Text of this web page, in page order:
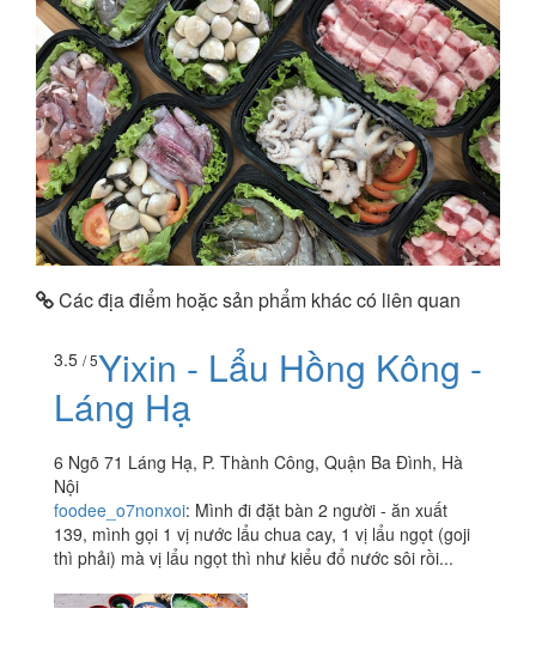
Các địa điểm hoặc sản phẩm khác có liên quan
3.5 / 5Yixin - Lẩu Hồng Kông -
Láng Hạ
6 Ngõ 71 Láng Hạ, P. Thành Công, Quận Ba Đình, Hà
Nội
foodee_o7nonxoi: Mình đi đặt bàn 2 người - ăn xuất
139, mình gọi 1 vị nước lẩu chua cay, 1 vị lẩu ngọt (goji
thì phải) mà vị lẩu ngọt thì như kiểu đổ nước sôi rồi...